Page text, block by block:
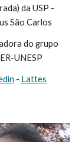
da USP -
São Carlos
do grupo
UNESP
- Lattes